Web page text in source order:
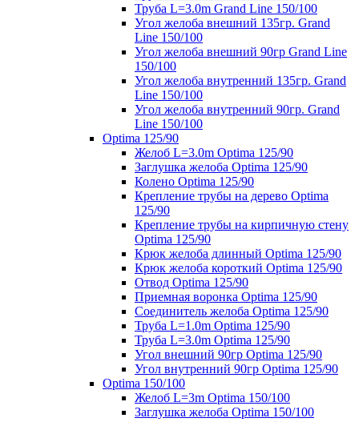
Труба L=3.0m Grand Line 150/100
Угол желоба внешний 135гр. Grand
Line 150/100
Угол желоба внешний 90гр Grand Line
150/100
Угол желоба внутренний 135гр. Grand
Line 150/100
Угол желоба внутренний 90гр. Grand
Line 150/100
Optima 125/90
Желоб L=3.0m Optima 125/90
Заглушка желоба Optima 125/90
Колено Optima 125/90
Крепление трубы на дерево Optima
125/90
Крепление трубы на кирпичную стену
Optima 125/90
Крюк желоба длинный Optima 125/90
Крюк желоба короткий Optima 125/90
Отвод Optima 125/90
Приемная воронка Optima 125/90
Соединитель желоба Optima 125/90
Труба L=1.0m Optima 125/90
Труба L=3.0m Optima 125/90
Угол внешний 90гр Optima 125/90
Угол внутренний 90гр Optima 125/90
Optima 150/100
Желоб L=3m Optima 150/100
Заглушка желоба Optima 150/100